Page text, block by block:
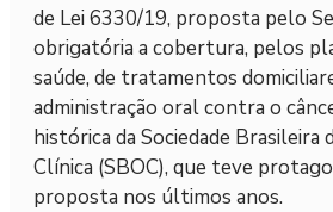
de Lei 6330/19, proposta pelo
obrigatória a cobertura, pelos
saúde, de tratamentos
administração oral contra o
histórica da Sociedade Brasileira
Clínica (SBOC), que teve
proposta nos últimos anos.